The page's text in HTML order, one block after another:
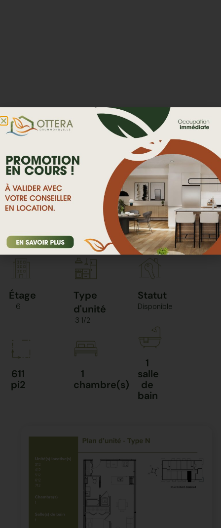
RETOUR VERS LE NAVIGATEUR DE PLANS
Étage
6
Type
d'unité
3 1/2
Statut
Disponible
611
pi2
1
chambre(s)
1
salle
de
bain